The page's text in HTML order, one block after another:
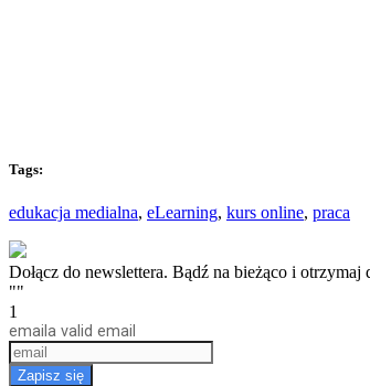
Tags:
edukacja medialna, eLearning, kurs online, praca
Dołącz do newslettera. Bądź na bieżąco i
""
1
email a valid email
Zapisz się